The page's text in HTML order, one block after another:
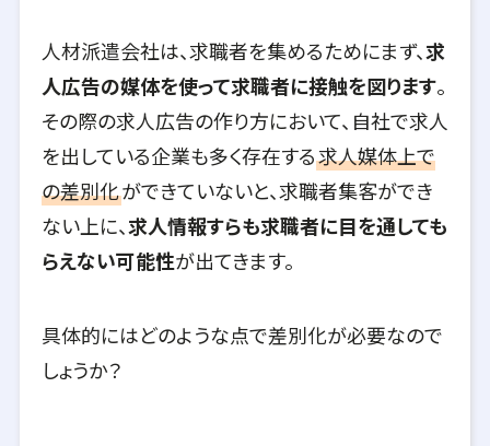
人材派遣会社は、求職者を集めるためにまず、求
人広告の媒体を使って求職者に接触を図ります。
その際の求人広告の作り方において、自社で求人
を出している企業も多く存在する求人媒体上で
の差別化ができていないと、求職者集客ができ
ない上に、求人情報すらも求職者に目を通しても
らえない可能性が出てきます。
具体的にはどのような点で差別化が必要なので
しょうか？